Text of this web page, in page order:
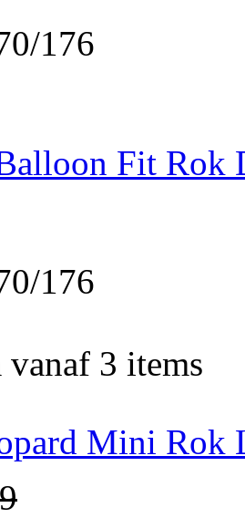
176
Fit Rok
176
3 items
Mini Rok